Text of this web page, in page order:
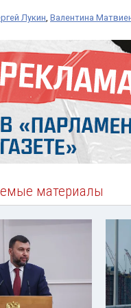
Лукин Валентина
материалы